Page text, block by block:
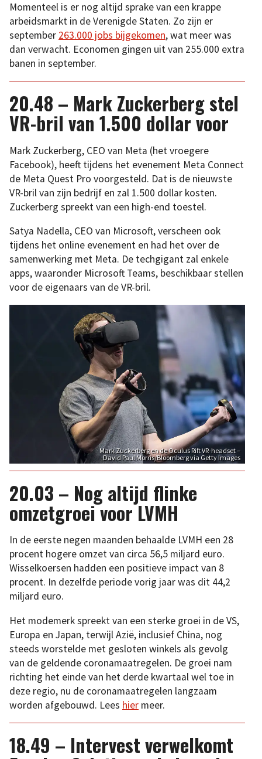
Momenteel is er nog altijd sprake van een krappe
arbeidsmarkt in de Verenigde Staten. Zo zijn er
september 263.000 jobs bijgekomen, wat meer was
dan verwacht. Economen gingen uit van 255.000 extra
banen in september.
20.48 – Mark Zuckerberg stel
VR-bril van 1.500 dollar voor
Mark Zuckerberg, CEO van Meta (het vroegere
Facebook), heeft tijdens het evenement Meta Connect
de Meta Quest Pro voorgesteld. Dat is de nieuwste
VR-bril van zijn bedrijf en zal 1.500 dollar kosten.
Zuckerberg spreekt van een high-end toestel.
Satya Nadella, CEO van Microsoft, verscheen ook
tijdens het online evenement en had het over de
samenwerking met Meta. De techgigant zal enkele
apps, waaronder Microsoft Teams, beschikbaar stellen
voor de eigenaars van de VR-bril.
Mark Zuckerberg en de Oculus Rift VR-headset –
David Paul Morris/Bloomberg via Getty Images
20.03 – Nog altijd flinke
omzetgroei voor LVMH
In de eerste negen maanden behaalde LVMH een 28
procent hogere omzet van circa 56,5 miljard euro.
Wisselkoersen hadden een positieve impact van 8
procent. In dezelfde periode vorig jaar was dit 44,2
miljard euro.
Het modemerk spreekt van een sterke groei in de VS,
Europa en Japan, terwijl Azië, inclusief China, nog
steeds worstelde met gesloten winkels als gevolg
van de geldende coronamaatregelen. De groei nam
richting het einde van het derde kwartaal wel toe in
deze regio, nu de coronamaatregelen langzaam
worden afgebouwd. Lees hier meer.
18.49 – Intervest verwelkomt